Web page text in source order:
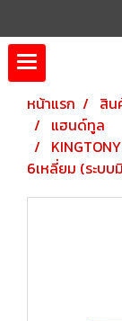
หน้าแรก สิน
แฮนด์ทูล
6เหลี่ยม (ระบบ